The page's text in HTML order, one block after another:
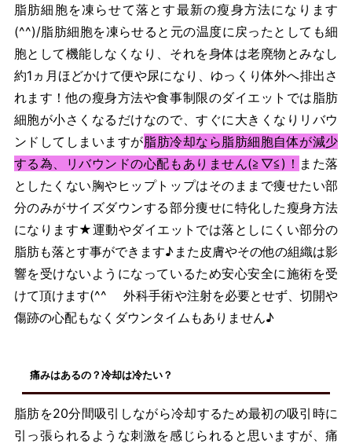
脂肪細胞を凍らせて落とす最新の瘦身方法になります
(^^)/脂肪細胞を凍らせると元の温度に戻ったとしても細
胞として機能しなくなり、それを身体は老廃物とみなし
約1ヵ月ほどかけて便や尿になり、ゆっくり体外へ排出さ
れます！他の瘦身方法や食事制限のダイエットでは脂肪
細胞が小さくなるだけなので、すぐに大きくなりリバウ
ンドしてしまいますが脂肪冷却なら脂肪細胞自体が減少
する為、リバウンドの心配もありません(≧▽≦)！ また落
としたくない胸やヒップトップはそのままで痩せたい部
分のみがサイズダウンする部分痩せに特化した瘦身方法
になります★運動やダイエットでは落としにくい部分の
脂肪も落とす事ができます♪また皮膚やその他の組織は影
響を受けないようになっているため安心安全に施術を受
けて頂けます(^^ゞ 外科手術や注射を必要とせず、切開や
傷跡の心配もなくダウンタイムもありません♪
痛みはあるの？冷却は冷たい？
脂肪を20分間吸引しながら冷却するため最初の吸引時に
引っ張られるような刺激を感じられると思いますが、痛